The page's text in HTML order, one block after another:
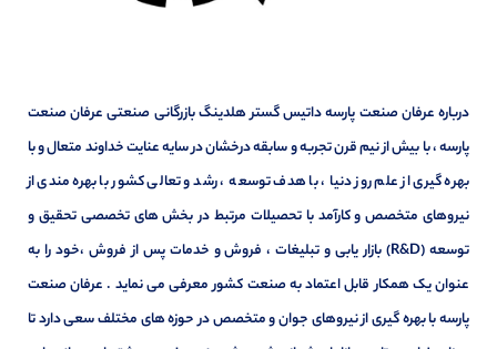
درباره عرفان صنعت پارسه داتیس گستر هلدینگ بازرگانی صنعتی عرفان صنعت
پارسه ، با بیش از نیم قرن تجربه و سابقه درخشان در سایه عنایت خداوند متعال و با
بهره گیری از علم روز دنیا ، با هدف توسعه ، رشد و تعالی کشور با بهره مندی از
نیروهای متخصص و کارآمد با تحصیلات مرتبط در بخش های تخصصی تحقیق و
توسعه (R&D) بازار یابی و تبلیغات ، فروش و خدمات پس از فروش ،خود را به
عنوان یک همکار قابل اعتماد به صنعت کشور معرفی می نماید . عرفان صنعت
پارسه با بهره گیری از نیروهای جوان و متخصص در حوزه های مختلف سعی دارد تا